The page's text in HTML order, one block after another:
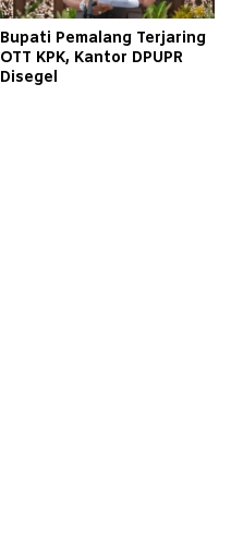
Bupati Pemalang Terjaring
OTT KPK, Kantor DPUPR
Disegel